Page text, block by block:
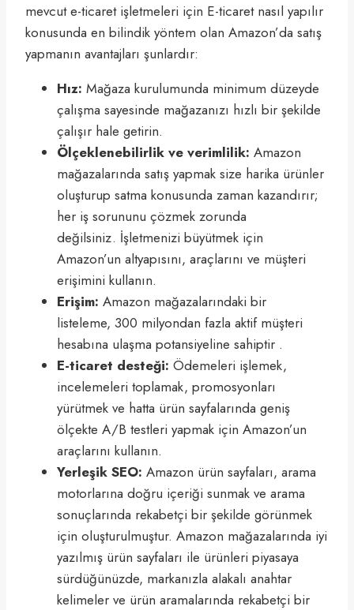
mevcut e-ticaret işletmeleri için E-ticaret nasıl yapılır
konusunda en bilindik yöntem olan Amazon’da satış
yapmanın avantajları şunlardır:
Hız: Mağaza kurulumunda minimum düzeyde
çalışma sayesinde mağazanızı hızlı bir şekilde
çalışır hale getirin.
Ölçeklenebilirlik ve verimlilik: Amazon
mağazalarında satış yapmak size harika ürünler
oluşturup satma konusunda zaman kazandırır;
her iş sorununu çözmek zorunda
değilsiniz. İşletmenizi büyütmek için
Amazon’un altyapısını, araçlarını ve müşteri
erişimini kullanın.
Erişim: Amazon mağazalarındaki bir
listeleme, 300 milyondan fazla aktif müşteri
hesabına ulaşma potansiyeline sahiptir .
E-ticaret desteği: Ödemeleri işlemek,
incelemeleri toplamak, promosyonları
yürütmek ve hatta ürün sayfalarında geniş
ölçekte A/B testleri yapmak için Amazon’un
araçlarını kullanın.
Yerleşik SEO: Amazon ürün sayfaları, arama
motorlarına doğru içeriği sunmak ve arama
sonuçlarında rekabetçi bir şekilde görünmek
için oluşturulmuştur. Amazon mağazalarında iyi
yazılmış ürün sayfaları ile ürünleri piyasaya
sürdüğünüzde, markanızla alakalı anahtar
kelimeler ve ürün aramalarında rekabetçi bir